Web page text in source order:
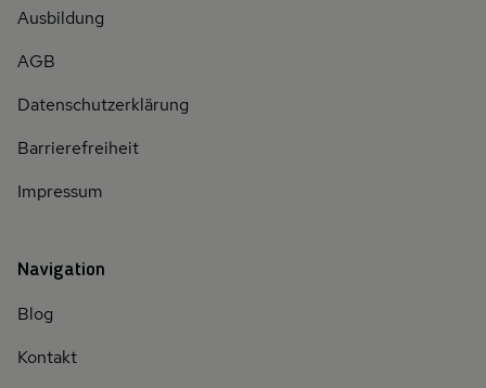
Ausbildung
AGB
Datenschutzerklärung
Barrierefreiheit
Impressum
Navigation
Blog
Kontakt